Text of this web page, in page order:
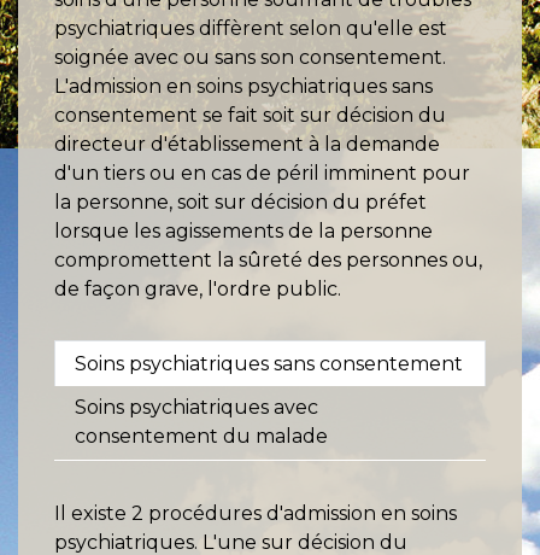
psychiatriques diffèrent selon qu'elle est
soignée avec ou sans son consentement.
L'admission en soins psychiatriques sans
consentement se fait soit sur décision du
directeur d'établissement à la demande
d'un tiers ou en cas de péril imminent pour
la personne, soit sur décision du préfet
lorsque les agissements de la personne
compromettent la sûreté des personnes ou,
de façon grave, l'ordre public.
Soins psychiatriques sans consentement
Soins psychiatriques avec
consentement du malade
Il existe 2 procédures d'admission en soins
psychiatriques. L'une sur décision du